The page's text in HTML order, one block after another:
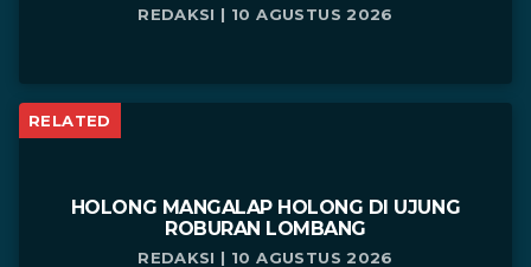
REDAKSI | 10 AGUSTUS 2026
RELATED
HOLONG MANGALAP HOLONG DI UJUNG
ROBURAN LOMBANG
REDAKSI | 10 AGUSTUS 2026